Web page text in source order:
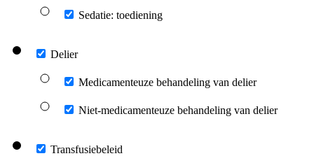
Sedatie: toediening
Delier
Medicamenteuze behandeling van delier
Niet-medicamenteuze behandeling van delier
Transfusiebeleid